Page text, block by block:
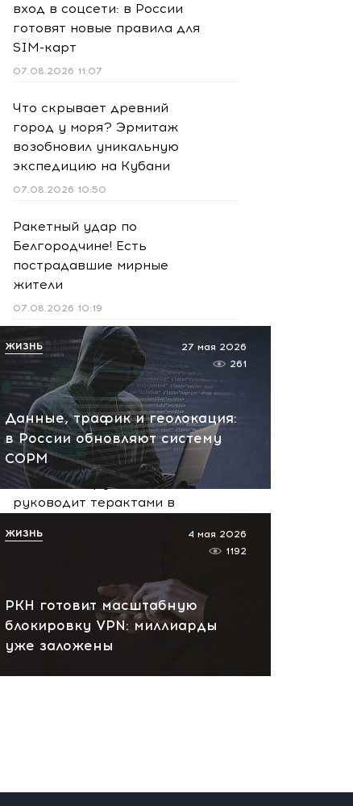
вход в соцсети: в России
готовят новые правила для
SIM-карт
07.08.2026 11:07
Что скрывает древний
город у моря? Эрмитаж
возобновил уникальную
экспедицию на Кубани
07.08.2026 10:50
Ракетный удар по
Белгородчине! Есть
пострадавшие мирные
жители
07.08.2026 10:19
Срочно! В Геленджике и
Новороссийске громко -
работает ПВО:
рекомендуется уйти с
пляжей
07.08.2026 10:13
НАТО планирует и
руководит терактами в
заявление хакеров
Данные, трафик и геолокация:
в России обновляют систему
СОРМ
27 мая 2026
261
ЖИЗНЬ
РКН готовит масштабную
блокировку VPN: миллиарды
уже заложены
4 мая 2026
1192
ЖИЗНЬ